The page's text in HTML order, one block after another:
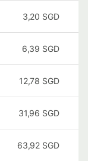
3,20 SGD
6,39 SGD
12,78 SGD
31,96 SGD
63,92 SGD